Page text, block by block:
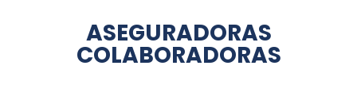
ASEGURADORAS
COLABORADORAS